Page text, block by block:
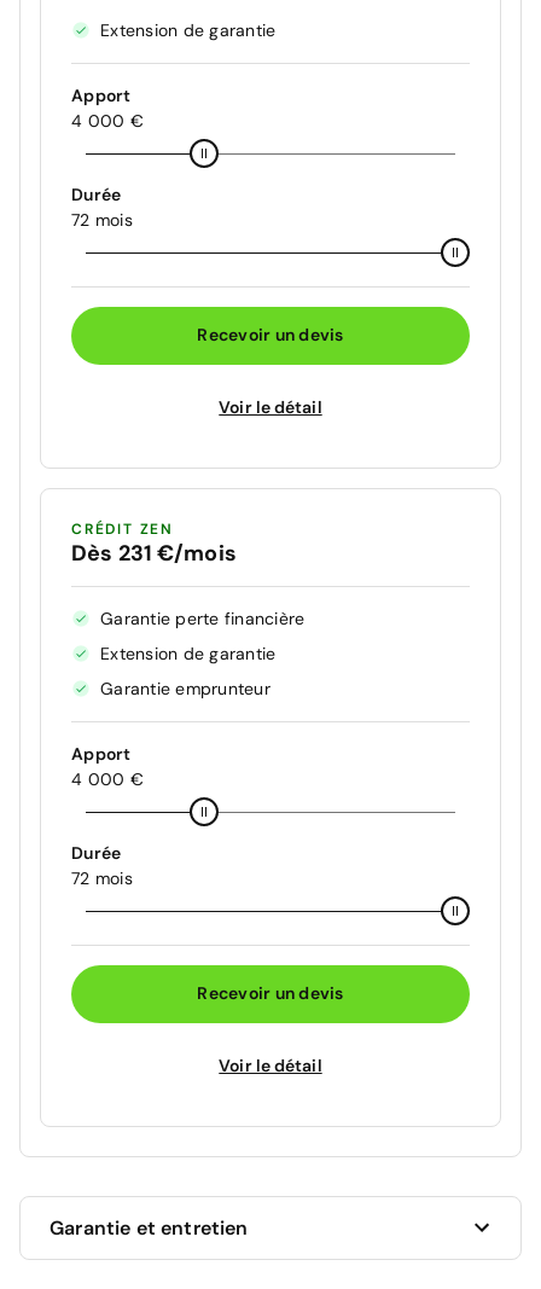
Extension de garantie
Apport
4 000 €
Durée
72 mois
Recevoir un devis
Voir le détail
CRÉDIT ZEN
Dès 231 €/mois
Garantie perte financière
Extension de garantie
Garantie emprunteur
Apport
4 000 €
Durée
72 mois
Recevoir un devis
Voir le détail
Garantie et entretien